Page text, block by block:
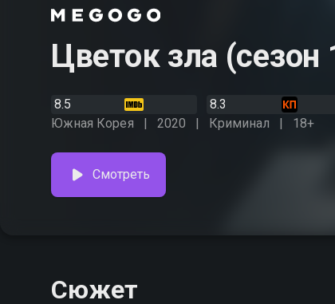
Цветок зла (сезон
8.5 8.3
Южная Корея
2020 Криминал 18+
Смотреть
Сюжет